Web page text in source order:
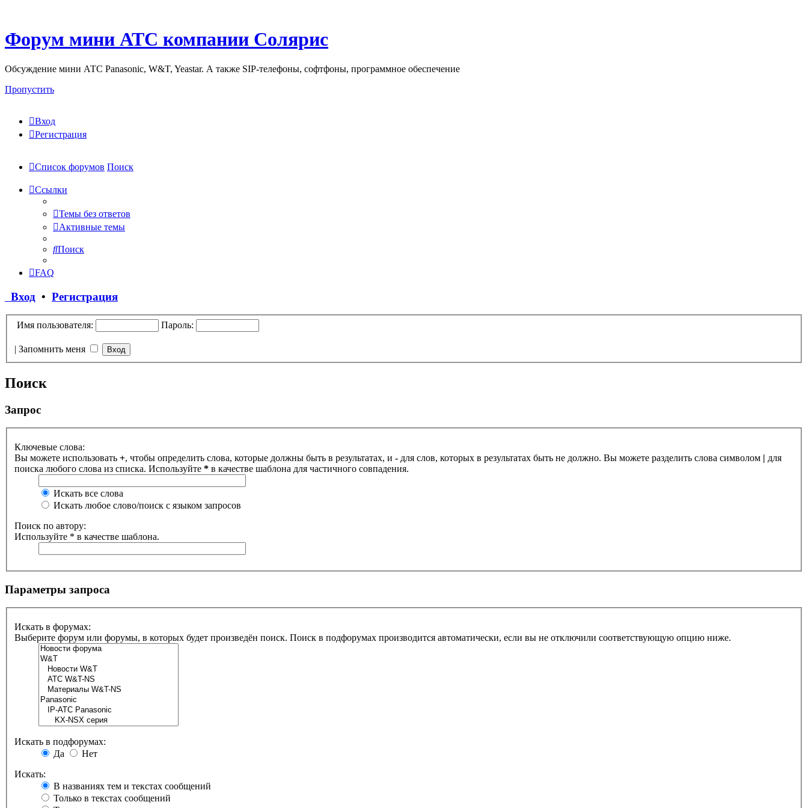
Форум мини АТС компании Солярис
Обсуждение мини АТС Panasonic, W&T, Yeastar. А также SIP-телефоны, софтфоны, программное обеспечение
Пропустить
Вход
Регистрация
Список форумов Поиск
Ссылки
Темы без ответов
Активные темы
Поиск
FAQ
Вход • Регистрация
Имя пользователя: Пароль:
| Запомнить меня
Поиск
Запрос
Ключевые слова:
Вы можете использовать +, чтобы определить слова, которые должны быть в результатах, и - для слов, которых в результатах быть не должно. Вы можете разделить слова символом | для
поиска любого слова из списка. Используйте * в качестве шаблона для частичного совпадения.
Искать все слова
Искать любое слово/поиск с языком запросов
Поиск по автору:
Используйте * в качестве шаблона.
Параметры запроса
Искать в форумах:
Выберите форум или форумы, в которых будет произведён поиск. Поиск в подфорумах производится автоматически, если вы не отключили соответствующую опцию ниже.
Искать в подфорумах:
Да
Нет
Искать:
В названиях тем и текстах сообщений
Только в текстах сообщений